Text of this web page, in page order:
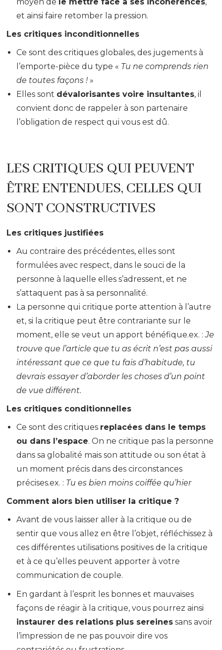
et ainsi faire retomber la pression.
Les critiques inconditionnelles
Ce sont des critiques globales, des jugements à
l’emporte-pièce du type « Tu ne comprends rien
de toutes façons ! »
Elles sont dévalorisantes voire insultantes, il
convient donc de rappeler à son partenaire
l’obligation de respect qui vous est dû.
LES CRITIQUES QUI PEUVENT
ÊTRE ENTENDUES, CELLES QUI
SONT CONSTRUCTIVES
Les critiques justifiées
Au contraire des précédentes, elles sont
formulées avec respect, dans le souci de la
personne à laquelle elles s’adressent, et ne
s’attaquent pas à sa personnalité.
La personne qui critique porte attention à l’autre
et, si la critique peut être contrariante sur le
moment, elle se veut un apport bénéfique.ex. :Je
trouve que l’article que tu as écrit n’est pas aussi
intéressant que ce que tu fais d’habitude, tu
devrais essayer d’aborder les choses d’un point
de vue différent.
Les critiques conditionnelles
Ce sont des critiques replacées dans le temps
ou dans l’espace. On ne critique pas la personne
dans sa globalité mais son attitude ou son état à
un moment précis dans des circonstances
précises.ex. : Tu es bien moins coiffée qu’hier
Comment alors bien utiliser la critique ?
Avant de vous laisser aller à la critique ou de
sentir que vous allez en être l’objet, réfléchissez à
ces différentes utilisations positives de la critique
et à ce qu’elles peuvent apporter à votre
communication de couple.
En gardant à l’esprit les bonnes et mauvaises
façons de réagir à la critique, vous pourrez ainsi
instaurer des relations plus sereines sans avoir
l’impression de ne pas pouvoir dire vos